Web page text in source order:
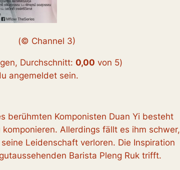
(© Channel 3)
Durchschnitt: 0,00 von 5)
angemeldet sein.
berühmten Komponisten Duan Yi besteht
Allerdings fällt es ihm schwer,
Leidenschaft verloren. Die Inspiration
Barista Pleng Ruk trifft.